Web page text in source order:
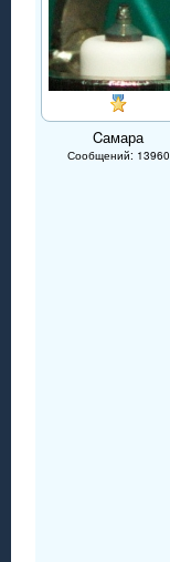
Cамара
Сообщений: 13960